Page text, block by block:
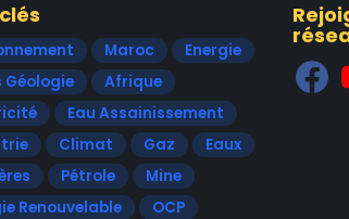
Maroc
Energie
Géologie
Afrique
Eau Assainissement
Climat Gaz
Eaux
Pétrole
Mine
Renouvelable
OCP